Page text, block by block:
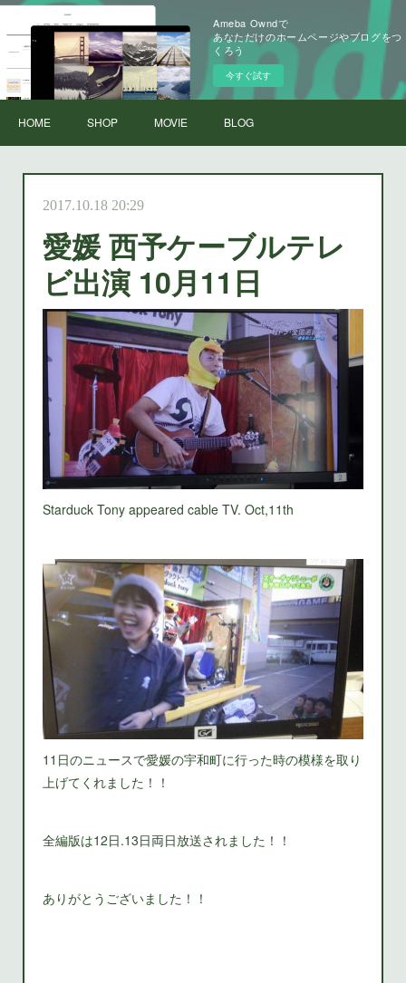
Ameba Owndで
あなただけのホームページやブログをつ
くろう
今すぐ試す
HOME SHOP MOVIE BLOG
2017.10.18 20:29
愛媛 西予ケーブルテレ
ビ出演 10月11日
Starduck Tony appeared cable TV. Oct,11th
11日のニュースで愛媛の宇和町に行った時の模様を取り
上げてくれました！！
全編版は12日.13日両日放送されました！！
ありがとうございました！！